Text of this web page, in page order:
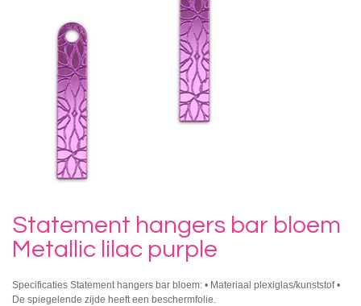
Statement hangers bar bloem
Metallic lilac purple
Specificaties Statement hangers bar bloem: • Materiaal plexiglas/kunststof •
De spiegelende zijde heeft een beschermfolie.